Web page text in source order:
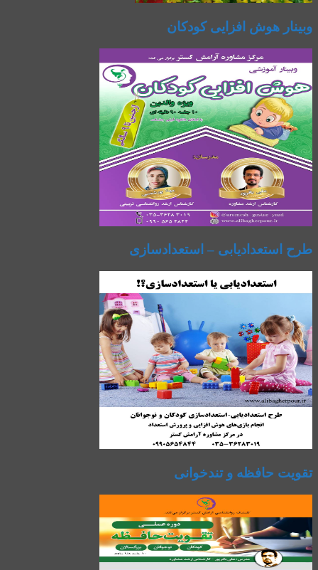
وبینار هوش افزایی کودکان
طرح استعدادیابی – استعدادسازی
تقویت حافظه و تندخوانی